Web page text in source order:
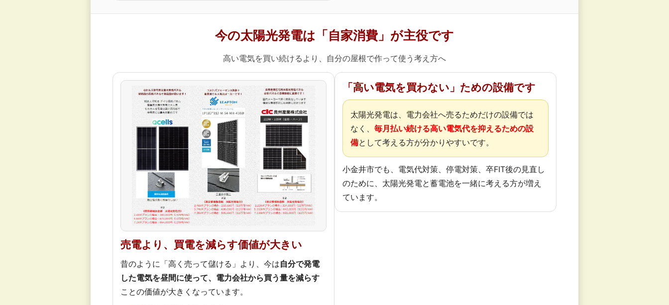
今の太陽光発電は「自家消費」が主役です
高い電気を買い続けるより、自分の屋根で作って使う考え方へ
売電より、買電を減らす価値が大きい
昔のように「高く売って儲ける」より、今は自分で発電
した電気を昼間に使って、電力会社から買う量を減らす
ことの価値が大きくなっています。
「高い電気を買わない」ための設備です
太陽光発電は、電力会社へ売るためだけの設備では
なく、 毎月払い続ける高い電気代を抑えるための設
備として考える方が分かりやすいです。
小金井市でも、電気代対策、停電対策、卒FIT後の見直し
のために、太陽光発電と蓄電池を一緒に考える方が増え
ています。